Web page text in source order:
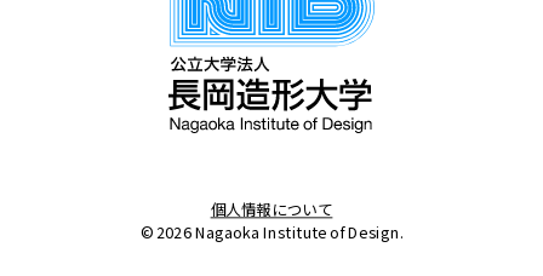
個人情報について
© 2026 Nagaoka Institute of Design.